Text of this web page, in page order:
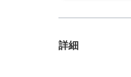
詳細